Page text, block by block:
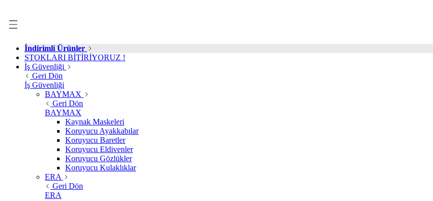
İndirimli Ürünler
STOKLARI BİTİRİYORUZ !
İş Güvenliği
Geri Dön
İş Güvenliği
BAYMAX
Geri Dön
BAYMAX
Kaynak Maskeleri
Koruyucu Ayakkabılar
Koruyucu Baretler
Koruyucu Eldivenler
Koruyucu Gözlükler
Koruyucu Kulaklıklar
ERA
Geri Dön
ERA